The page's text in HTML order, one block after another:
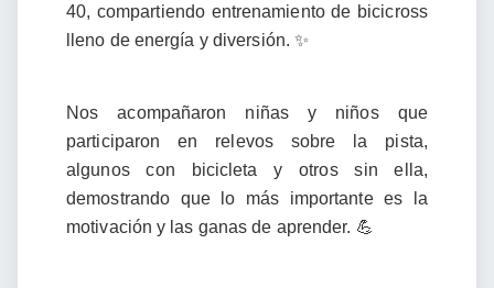
40, compartiendo entrenamiento de bicicross
lleno de energía y diversión. ✨
Nos acompañaron niñas y niños que
participaron en relevos sobre la pista,
algunos con bicicleta y otros sin ella,
demostrando que lo más importante es la
motivación y las ganas de aprender. 💪